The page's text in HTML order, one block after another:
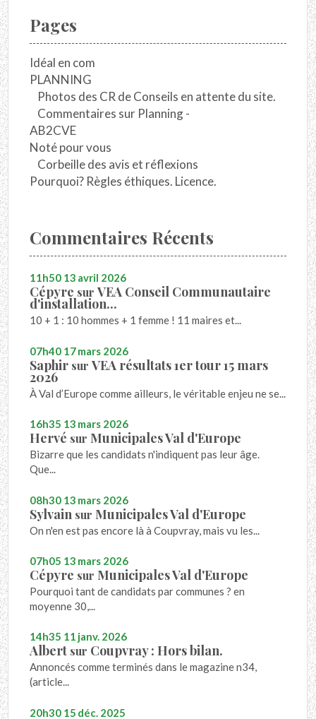
Pages
Idéal en com
PLANNING
Photos des CR de Conseils en attente du site.
Commentaires sur Planning -
AB2CVE
Noté pour vous
Corbeille des avis et réflexions
Pourquoi? Règles éthiques. Licence.
Commentaires Récents
11h50 13 avril 2026
Cépyre surVEA Conseil Communautaire
d'installation...
10 + 1 : 10 hommes + 1 femme ! 11 maires et...
07h40 17mars 2026
Saphir surVEA résultats 1er tour 15 mars
2026
À Val d’Europe comme ailleurs, le véritable enjeu ne se...
16h35 13 mars 2026
Hervé sur Municipales Val d'Europe
Bizarre que les candidats n'indiquent pas leur âge.
Que...
08h30 13 mars 2026
Sylvain sur Municipales Val d'Europe
On n'en est pas encore là à Coupvray, mais vu les...
07h05 13 mars 2026
Cépyre sur Municipales Val d'Europe
Pourquoi tant de candidats par communes ? en
moyenne 30,...
14h35 11 janv. 2026
Albert sur Coupvray : Hors bilan.
Annoncés comme terminés dans le magazine n34,
(article...
20h30 15 déc. 2025